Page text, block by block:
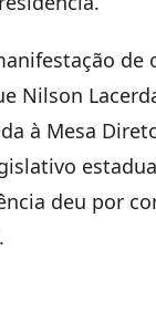
Nilson
à Mesa
deu por